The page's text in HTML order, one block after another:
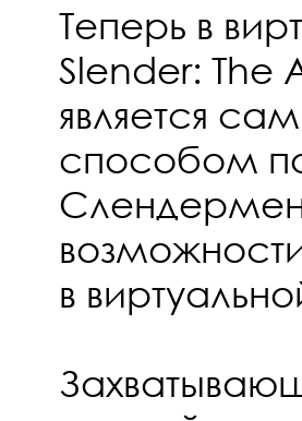
Теперь в
Slender: The
является
способом
в